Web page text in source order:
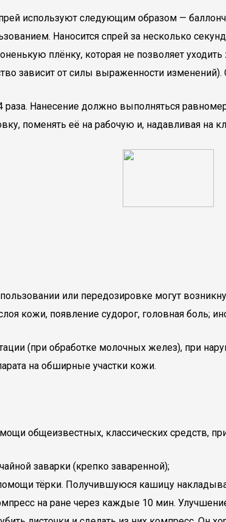
используют следующим образом —
Наносится спрей за несколько
плёнку, которая не позволяет
зависит от силы выраженности
Нанесение должно выполняться
поменять её на рабочую и, надавливая на
или передозировке могут
кожи, появление судорог, головная боль;
(при обработке молочных желез), при
на обширные участки кожи.
общеизвестных, классических средств,
заварки (крепко заваренной);
тёрки. Получившуюся кашицу
на ране через каждые 10 мин.